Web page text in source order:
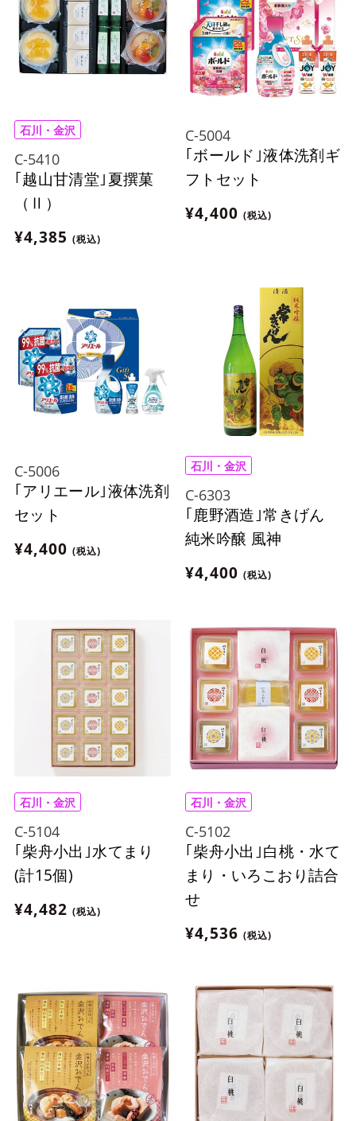
石川・金沢
C-5410
｢越山甘清堂｣夏撰菓
（Ⅱ）
¥4,385 (税込)
C-5004
｢ボールド｣液体洗剤ギ
フトセット
¥4,400 (税込)
C-5006
｢アリエール｣液体洗剤
セット
¥4,400 (税込)
石川・金沢
C-6303
｢鹿野酒造｣常きげん
純米吟醸 風神
¥4,400 (税込)
石川・金沢
C-5104
｢柴舟小出｣水てまり
(計15個)
¥4,482 (税込)
石川・金沢
C-5102
｢柴舟小出｣白桃・水て
まり・いろこおり詰合
せ
¥4,536 (税込)